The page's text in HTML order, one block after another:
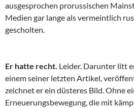
ausgesprochen prorussischen
Medien gar lange als vermeintlich
gescholten.
Er hatte recht. Leider. Darunter litt
einem seiner letzten Artikel,
zeichnet er ein düsteres Bild. Ohne
Erneuerungsbewegung, die mit